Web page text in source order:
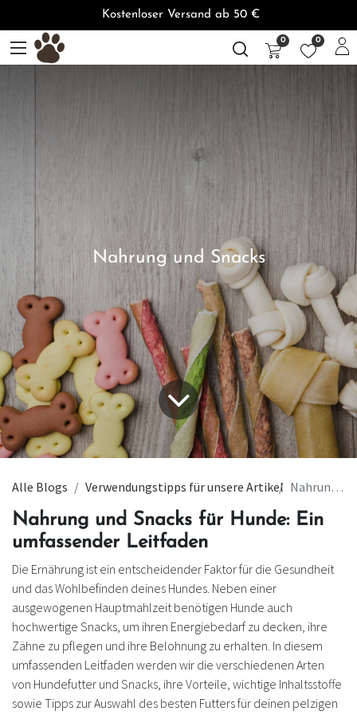
Kostenloser Versand ab 50 €
0 0
Nahrung und Snacks
Alle Blogs Verwendungstipps für unsere Artikel Nahrung und Snacks
Nahrung und Snacks für Hunde: Ein
umfassender Leitfaden
Die Ernährung ist ein entscheidender Faktor für die Gesundheit
und das Wohlbefinden deines Hundes. Neben einer
ausgewogenen Hauptmahlzeit benötigen Hunde auch
hochwertige Snacks, um ihren Energiebedarf zu decken, ihre
Zähne zu pflegen und ihre Belohnung zu erhalten. In diesem
umfassenden Leitfaden werden wir die verschiedenen Arten
von Hundefutter und Snacks, ihre Vorteile, wichtige Inhaltsstoffe
sowie Tipps zur Auswahl des besten Futters für deinen pelzigen